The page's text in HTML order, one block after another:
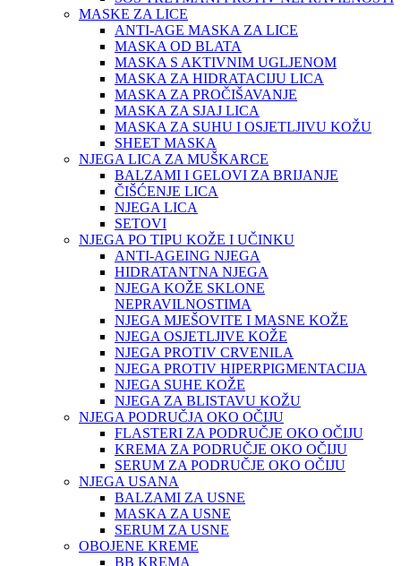
MASKE ZA LICE
ANTI-AGE MASKA ZA LICE
MASKA OD BLATA
MASKA S AKTIVNIM UGLJENOM
MASKA ZA HIDRATACIJU LICA
MASKA ZA PROČIŠAVANJE
MASKA ZA SJAJ LICA
MASKA ZA SUHU I OSJETLJIVU KOŽU
SHEET MASKA
NJEGA LICA ZA MUŠKARCE
BALZAMI I GELOVI ZA BRIJANJE
ČIŠĆENJE LICA
NJEGA LICA
SETOVI
NJEGA PO TIPU KOŽE I UČINKU
ANTI-AGEING NJEGA
HIDRATANTNA NJEGA
NJEGA KOŽE SKLONE
NEPRAVILNOSTIMA
NJEGA MJEŠOVITE I MASNE KOŽE
NJEGA OSJETLJIVE KOŽE
NJEGA PROTIV CRVENILA
NJEGA PROTIV HIPERPIGMENTACIJA
NJEGA SUHE KOŽE
NJEGA ZA BLISTAVU KOŽU
NJEGA PODRUČJA OKO OČIJU
FLASTERI ZA PODRUČJE OKO OČIJU
KREMA ZA PODRUČJE OKO OČIJU
SERUM ZA PODRUČJE OKO OČIJU
NJEGA USANA
BALZAMI ZA USNE
MASKA ZA USNE
SERUM ZA USNE
OBOJENE KREME
BB KREMA